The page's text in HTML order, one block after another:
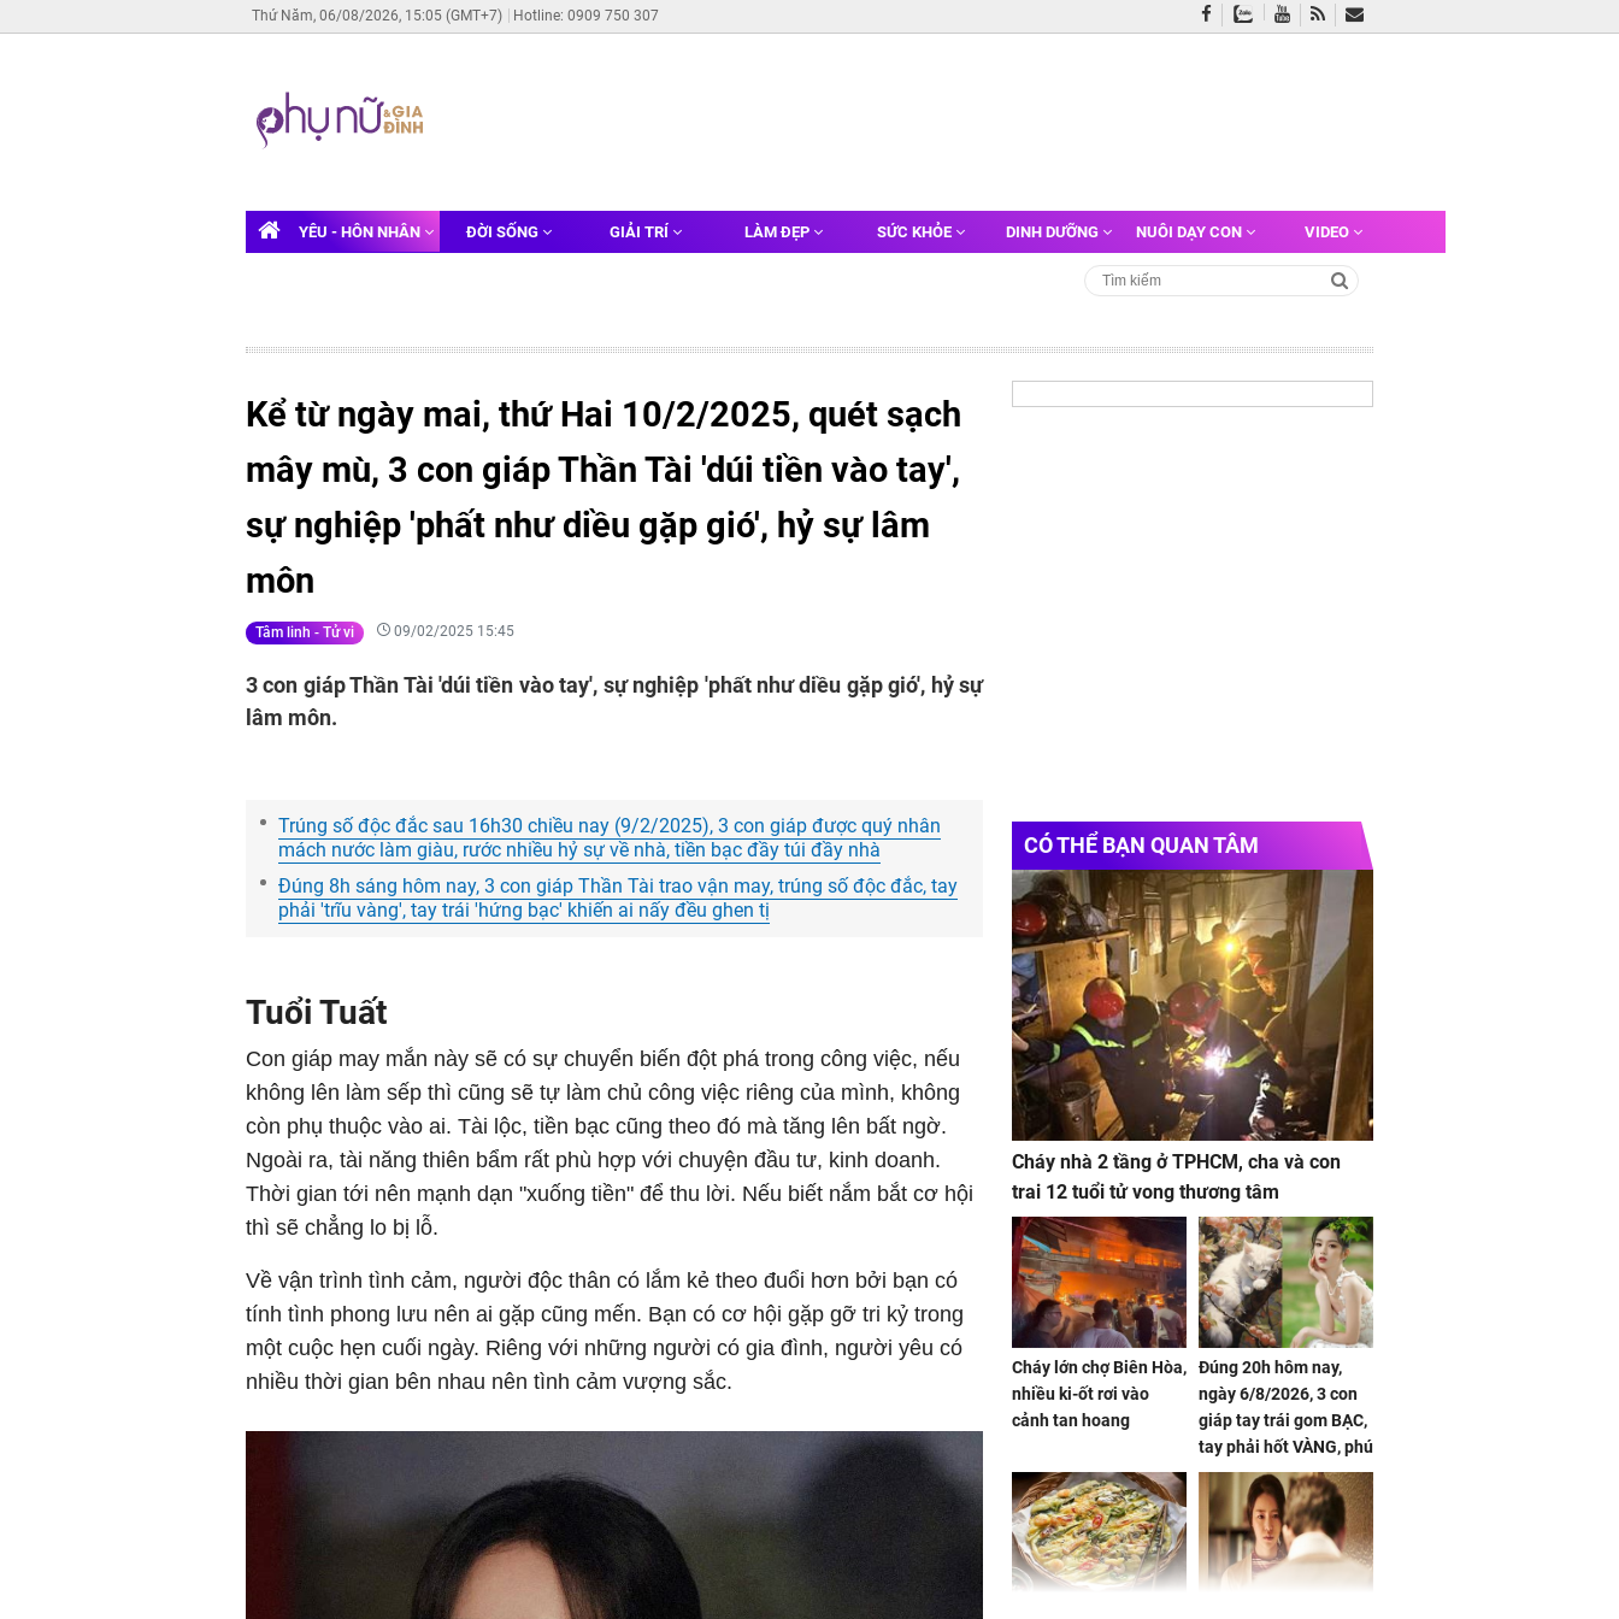
Thứ Năm, 06/08/2026, 15:05 (GMT+7) Hotline: 0909 750 307
YÊU - HÔN NHÂN ĐỜI SỐNG GIẢI TRÍ LÀM ĐẸP SỨC KHỎE DINH DƯỠNG NUÔI DẠY CON VIDEO
Kể từ ngày mai, thứ Hai 10/2/2025, quét sạch
mây mù, 3 con giáp Thần Tài 'dúi tiền vào tay',
sự nghiệp 'phất như diều gặp gió', hỷ sự lâm
môn
Tâm linh - Tử vi 09/02/2025 15:45
3 con giáp Thần Tài 'dúi tiền vào tay', sự nghiệp 'phất như diều gặp gió', hỷ sự
lâm môn.
Trúng số độc đắc sau 16h30 chiều nay (9/2/2025), 3 con giáp được quý nhân
mách nước làm giàu, rước nhiều hỷ sự về nhà, tiền bạc đầy túi đầy nhà
Đúng 8h sáng hôm nay, 3 con giáp Thần Tài trao vận may, trúng số độc đắc, tay
phải 'trĩu vàng', tay trái 'hứng bạc' khiến ai nấy đều ghen tị
Tuổi Tuất
Con giáp may mắn này sẽ có sự chuyển biến đột phá trong công việc, nếu
không lên làm sếp thì cũng sẽ tự làm chủ công việc riêng của mình, không
còn phụ thuộc vào ai. Tài lộc, tiền bạc cũng theo đó mà tăng lên bất ngờ.
Ngoài ra, tài năng thiên bẩm rất phù hợp với chuyện đầu tư, kinh doanh.
Thời gian tới nên mạnh dạn "xuống tiền" để thu lời. Nếu biết nắm bắt cơ hội
thì sẽ chẳng lo bị lỗ.
Về vận trình tình cảm, người độc thân có lắm kẻ theo đuổi hơn bởi bạn có
tính tình phong lưu nên ai gặp cũng mến. Bạn có cơ hội gặp gỡ tri kỷ trong
một cuộc hẹn cuối ngày. Riêng với những người có gia đình, người yêu có
nhiều thời gian bên nhau nên tình cảm vượng sắc.
CÓ THỂ BẠN QUAN TÂM
Cháy nhà 2 tầng ở TPHCM, cha và con
trai 12 tuổi tử vong thương tâm
Cháy lớn chợ Biên Hòa,
nhiều ki-ốt rơi vào
cảnh tan hoang
Đúng 20h hôm nay,
ngày 6/8/2026, 3 con
giáp tay trái gom BẠC,
tay phải hốt VÀNG, phú
quý ngập nhà, của cải
chất đầy kho